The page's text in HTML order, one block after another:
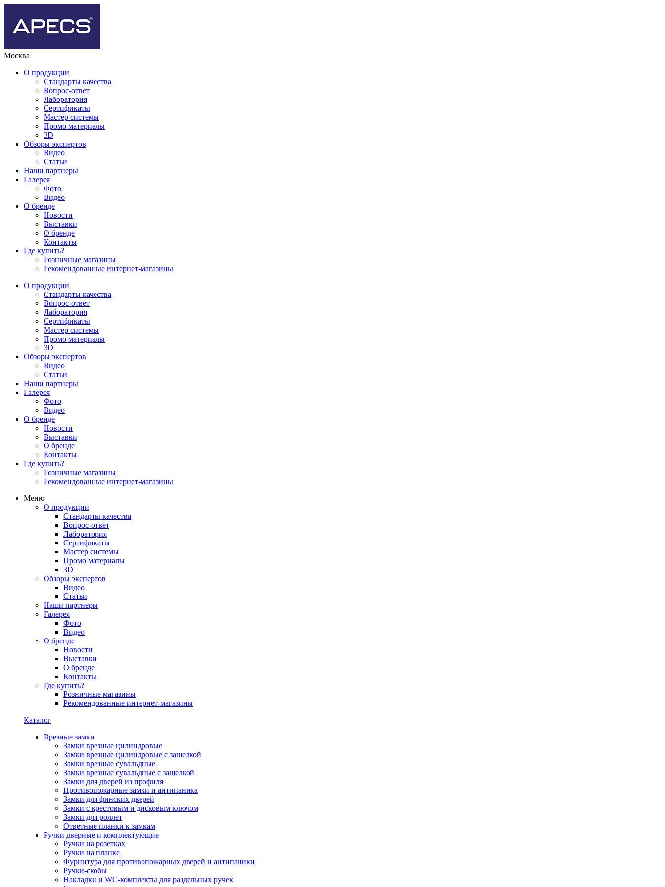
Москва
О продукции
Стандарты качества
Вопрос-ответ
Лаборатория
Сертификаты
Мастер системы
Промо материалы
3D
Обзоры экспертов
Видео
Статьи
Наши партнеры
Галерея
Фото
Видео
О бренде
Новости
Выставки
О бренде
Контакты
Где купить?
Розничные магазины
Рекомендованные интернет-магазины
О продукции
Стандарты качества
Вопрос-ответ
Лаборатория
Сертификаты
Мастер системы
Промо материалы
3D
Обзоры экспертов
Видео
Статьи
Наши партнеры
Галерея
Фото
Видео
О бренде
Новости
Выставки
О бренде
Контакты
Где купить?
Розничные магазины
Рекомендованные интернет-магазины
Меню
О продукции
Стандарты качества
Вопрос-ответ
Лаборатория
Сертификаты
Мастер системы
Промо материалы
3D
Обзоры экспертов
Видео
Статьи
Наши партнеры
Галерея
Фото
Видео
О бренде
Новости
Выставки
О бренде
Контакты
Где купить?
Розничные магазины
Рекомендованные интернет-магазины
Каталог
Врезные замки
Замки врезные цилиндровые
Замки врезные цилиндровые с защелкой
Замки врезные сувальдные
Замки врезные сувальдные с защелкой
Замки для дверей из профиля
Противопожарные замки и антипаника
Замки для финских дверей
Замки с крестовым и дисковым ключом
Замки для роллет
Ответные планки к замкам
Ручки дверные и комплектующие
Ручки на розетках
Ручки на планке
Фурнитура для противопожарных дверей и антипаники
Ручки-скобы
Накладки и WC-комплекты для раздельных ручек